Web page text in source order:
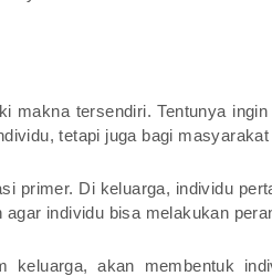
makna tersendiri. Tentunya
tetapi juga bagi
primer. Di keluarga, individu
agar individu bisa melakukan
keluarga, akan membentuk